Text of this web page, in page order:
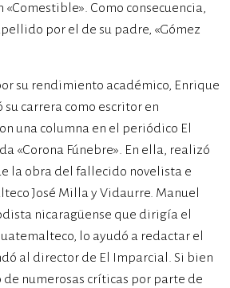
Como consecuencia,
por el de su padre, «Gómez
su rendimiento académico, Enrique
carrera como escritor en
una columna en el periódico El
«Corona Fúnebre». En ella, realizó
la obra del fallecido novelista e
José Milla y Vidaurre. Manuel
nicaragüense que dirigía el
lo ayudó a redactar el
al director de El Imparcial. Si bien
numerosas críticas por parte de